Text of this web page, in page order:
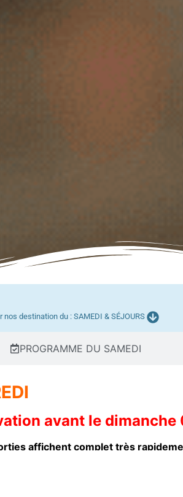
destination du : SAMEDI & SÉJOURS
PROGRAMME DU SAMEDI
avant le
affichent complet très